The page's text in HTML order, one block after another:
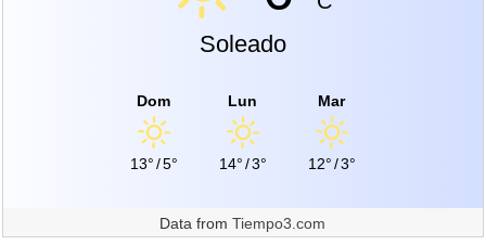
Soleado
Dom
13°/5°
Lun
14°/3°
Mar
12°/3°
Data fromTiempo3.com